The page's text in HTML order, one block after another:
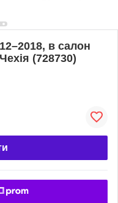
в салон
(728730)